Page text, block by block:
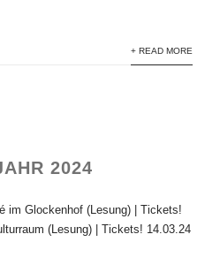
+ READ MORE
2024
im Glockenhof (Lesung) | Tickets!
(Lesung) | Tickets! 14.03.24